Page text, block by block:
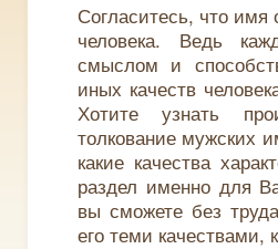
Согласитесь, что имя
человека. Ведь
смыслом и
иных качеств
Хотите узнать
толкование мужских
какие качества
раздел именно для
вы сможете без
его теми качествами,